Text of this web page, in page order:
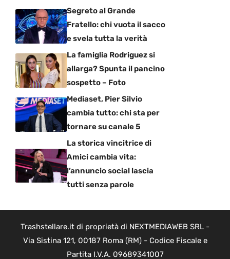
Segreto al Grande
Fratello: chi vuota il sacco
e svela tutta la verità
La famiglia Rodriguez si
allarga? Spunta il pancino
sospetto – Foto
Mediaset, Pier Silvio
cambia tutto: chi sta per
tornare su canale 5
La storica vincitrice di
Amici cambia vita:
l’annuncio social lascia
tutti senza parole
Trashstellare.it di proprietà di NEXTMEDIAWEB SRL -
Via Sistina 121, 00187 Roma (RM) - Codice Fiscale e
Partita I.V.A. 09689341007